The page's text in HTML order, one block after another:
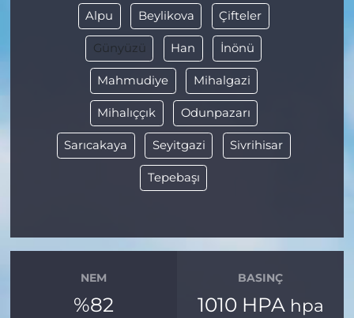
Alpu Beylikova Çifteler
Günyüzü Han İnönü
Mahmudiye Mihalgazi
Mihalıççık Odunpazarı
Sarıcakaya Seyitgazi Sivrihisar
Tepebaşı
NEM
%82
BASINÇ
1010 HPA hpa